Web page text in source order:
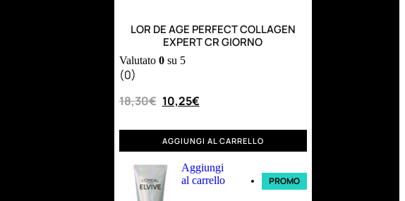
LOR DE AGE PERFECT COLLAGEN
EXPERT CR GIORNO
Valutato 0su 5
(0)
18,30€ 10,25€
AGGIUNGI AL CARRELLO
Aggiungi
al carrello
PROMO